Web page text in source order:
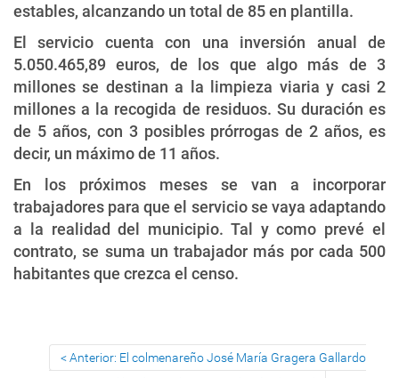
estables, alcanzando un total de 85 en plantilla.
El servicio cuenta con una inversión anual de
5.050.465,89 euros, de los que algo más de 3
millones se destinan a la limpieza viaria y casi 2
millones a la recogida de residuos. Su duración es
de 5 años, con 3 posibles prórrogas de 2 años, es
decir, un máximo de 11 años.
En los próximos meses se van a incorporar
trabajadores para que el servicio se vaya adaptando
a la realidad del municipio. Tal y como prevé el
contrato, se suma un trabajador más por cada 500
habitantes que crezca el censo.
Anterior: El colmenareño José María Gragera Gallardo